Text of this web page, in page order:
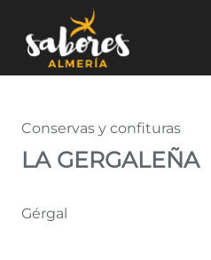
LA GERGALEÑA
Conservas y confituras
LA GERGALEÑA
Gérgal